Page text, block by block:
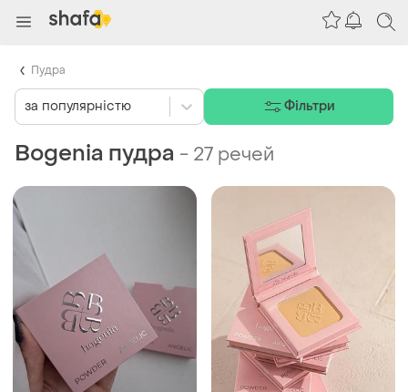
Bogenia пудра - 27 речей
за популярністю Фільтри
Пудра